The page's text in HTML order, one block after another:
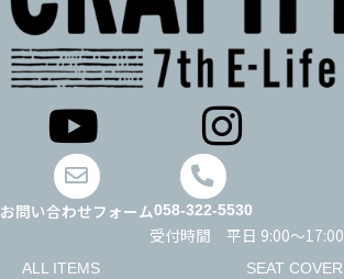
お問い合わせフォーム058-322-5530
受付時間 平日 9:00～17:00
ALL ITEMS SEAT COVER